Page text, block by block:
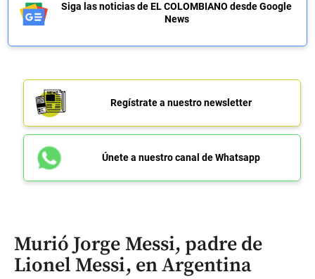
Siga las noticias de EL COLOMBIANO desde Google
News
Regístrate a nuestro newsletter
Únete a nuestro canal de Whatsapp
Murió Jorge Messi, padre de
Lionel Messi, en Argentina